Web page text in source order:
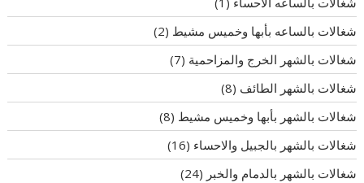
شغالات بالساعه بأبها وخميس مشيط (2)
شغالات بالشهر الخرج والمزاحمية (7)
شغالات بالشهر الطائف (8)
شغالات بالشهر بأبها وخميس مشيط (8)
شغالات بالشهر بالجبيل والاحساء (16)
شغالات بالشهر بالدمام والخبر (24)